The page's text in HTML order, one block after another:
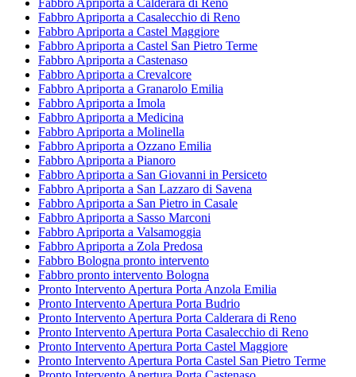
Fabbro Apriporta a Calderara di Reno
Fabbro Apriporta a Casalecchio di Reno
Fabbro Apriporta a Castel Maggiore
Fabbro Apriporta a Castel San Pietro Terme
Fabbro Apriporta a Castenaso
Fabbro Apriporta a Crevalcore
Fabbro Apriporta a Granarolo Emilia
Fabbro Apriporta a Imola
Fabbro Apriporta a Medicina
Fabbro Apriporta a Molinella
Fabbro Apriporta a Ozzano Emilia
Fabbro Apriporta a Pianoro
Fabbro Apriporta a San Giovanni in Persiceto
Fabbro Apriporta a San Lazzaro di Savena
Fabbro Apriporta a San Pietro in Casale
Fabbro Apriporta a Sasso Marconi
Fabbro Apriporta a Valsamoggia
Fabbro Apriporta a Zola Predosa
Fabbro Bologna pronto intervento
Fabbro pronto intervento Bologna
Pronto Intervento Apertura Porta Anzola Emilia
Pronto Intervento Apertura Porta Budrio
Pronto Intervento Apertura Porta Calderara di Reno
Pronto Intervento Apertura Porta Casalecchio di Reno
Pronto Intervento Apertura Porta Castel Maggiore
Pronto Intervento Apertura Porta Castel San Pietro Terme